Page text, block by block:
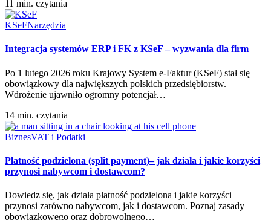
11 min. czytania
KSeFNarzędzia
Integracja systemów ERP i FK z KSeF – wyzwania dla firm
Po 1 lutego 2026 roku Krajowy System e-Faktur (KSeF) stał się
obowiązkowy dla największych polskich przedsiębiorstw.
Wdrożenie ujawniło ogromny potencjał…
14 min. czytania
BiznesVAT i Podatki
Płatność podzielona (split payment)– jak działa i jakie korzyści
przynosi nabywcom i dostawcom?
Dowiedz się, jak działa płatność podzielona i jakie korzyści
przynosi zarówno nabywcom, jak i dostawcom. Poznaj zasady
obowiązkowego oraz dobrowolnego…